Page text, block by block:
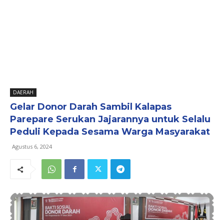
DAERAH
Gelar Donor Darah Sambil Kalapas
Parepare Serukan Jajarannya untuk Selalu
Peduli Kepada Sesama Warga Masyarakat
Agustus 6, 2024